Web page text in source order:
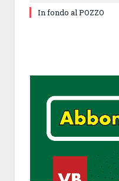
In fondo al POZZO